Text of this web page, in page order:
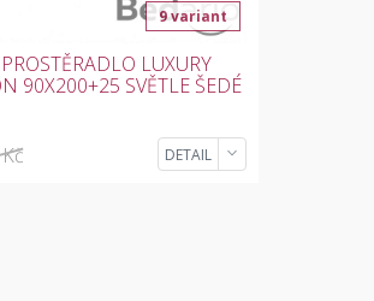
9 variant
LUXURY
90X200+25 SVĚTLE ŠEDÉ
DETAIL